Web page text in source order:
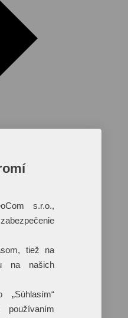
plnofarebnou
s.r.o.,
tiež na
na našich